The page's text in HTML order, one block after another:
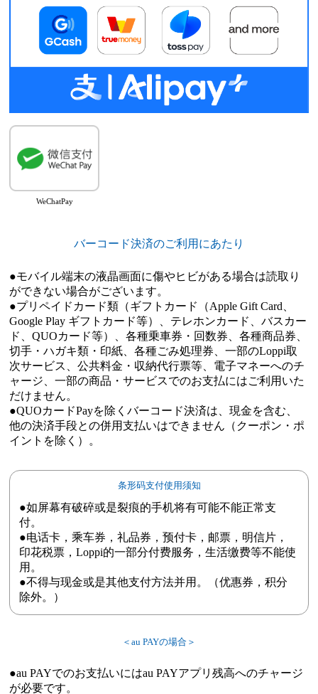
WeChatPay
バーコード決済のご利用にあたり
●モバイル端末の液晶画面に傷やヒビがある場合は読取り
ができない場合がございます。
●プリペイドカード類（ギフトカード（Apple Gift Card、
Google Play ギフトカード等）、テレホンカード、バスカー
ド、QUOカード等）、各種乗車券・回数券、各種商品券、
切手・ハガキ類・印紙、各種ごみ処理券、一部のLoppi取
次サービス、公共料金・収納代行票等、電子マネーへのチ
ャージ、一部の商品・サービスでのお支払にはご利用いた
だけません。
●QUOカードPayを除くバーコード決済は、現金を含む、
他の決済手段との併用支払いはできません（クーポン・ポ
イントを除く）。
条形码支付使用须知
●如屏幕有破碎或是裂痕的手机将有可能不能正常支
付。
●电话卡，乘车券，礼品券，预付卡，邮票，明信片，
印花税票，Loppi的一部分付费服务，生活缴费等不能使
用。
●不得与现金或是其他支付方法并用。（优惠券，积分
除外。）
＜au PAYの場合＞
●au PAYでのお支払いにはau PAYアプリ残高へのチャージ
が必要です。